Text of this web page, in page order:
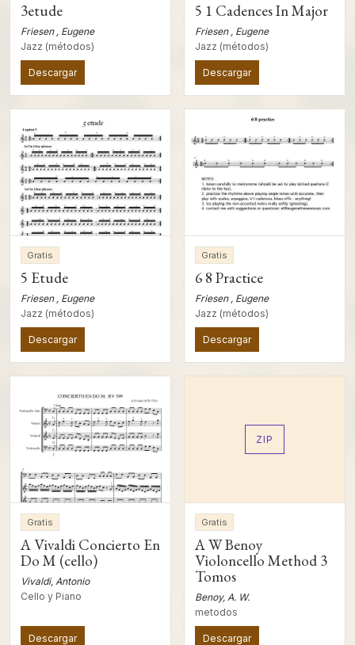
3etude
Friesen , Eugene
Jazz (métodos)
Descargar
5 1 Cadences In Major
Friesen , Eugene
Jazz (métodos)
Descargar
Gratis
5 Etude
Friesen , Eugene
Jazz (métodos)
Descargar
Gratis
6 8 Practice
Friesen , Eugene
Jazz (métodos)
Descargar
Gratis
A Vivaldi Concierto En
Do M (cello)
Vivaldi, Antonio
Cello y Piano
Descargar
ZIP
Gratis
A W Benoy
Violoncello Method 3
Tomos
Benoy, A. W.
metodos
Descargar